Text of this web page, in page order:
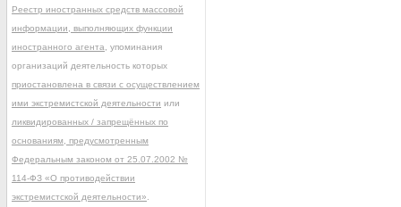
Реестр иностранных средств массовой
информации, выполняющих функции
иностранного агента , упоминания
организаций деятельность которых
приостановлена в связи с осуществлением
ими экстремистской деятельности или
ликвидированных / запрещённых по
основаниям, предусмотренным
Федеральным законом от 25.07.2002 №
114-ФЗ «О противодействии
экстремистской деятельности»